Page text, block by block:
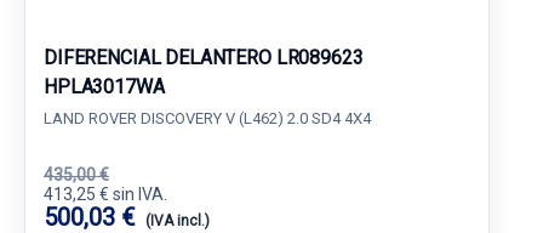
DIFERENCIAL DELANTERO LR089623
HPLA3017WA
LAND ROVER DISCOVERY V (L462) 2.0 SD4 4X4
435,00 €
413,25 € sin IVA.
500,03 € (IVA incl.)